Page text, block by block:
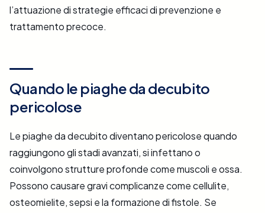
l’attuazione di strategie efficaci di prevenzione e
trattamento precoce.
Quando le piaghe da decubito
pericolose
Le piaghe da decubito diventano pericolose quando
raggiungono gli stadi avanzati, si infettano o
coinvolgono strutture profonde come muscoli e ossa.
Possono causare gravi complicanze come cellulite,
osteomielite, sepsi e la formazione di fistole. Se